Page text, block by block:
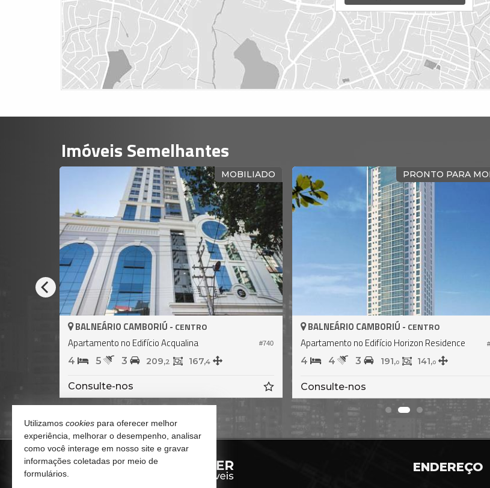
Imóveis Semelhantes
#1.671
MOBILIADO
#2.394
BALNEÁRIO CAMBORIÚ -
Apartamento no Edifício Farol Devalência
5 3 136,0
Consulte-nos
BALNEÁRIO CAMBORIÚ -
Apartamento no Edifício Boreal Tower
3 184,3
Consulte-nos
ENDEREÇO
Utilizamos cookies para oferecer melhor
experiência, melhorar o desempenho, analisar
como você interage em nosso site e gravar
informações coletadas por meio de
formulários.